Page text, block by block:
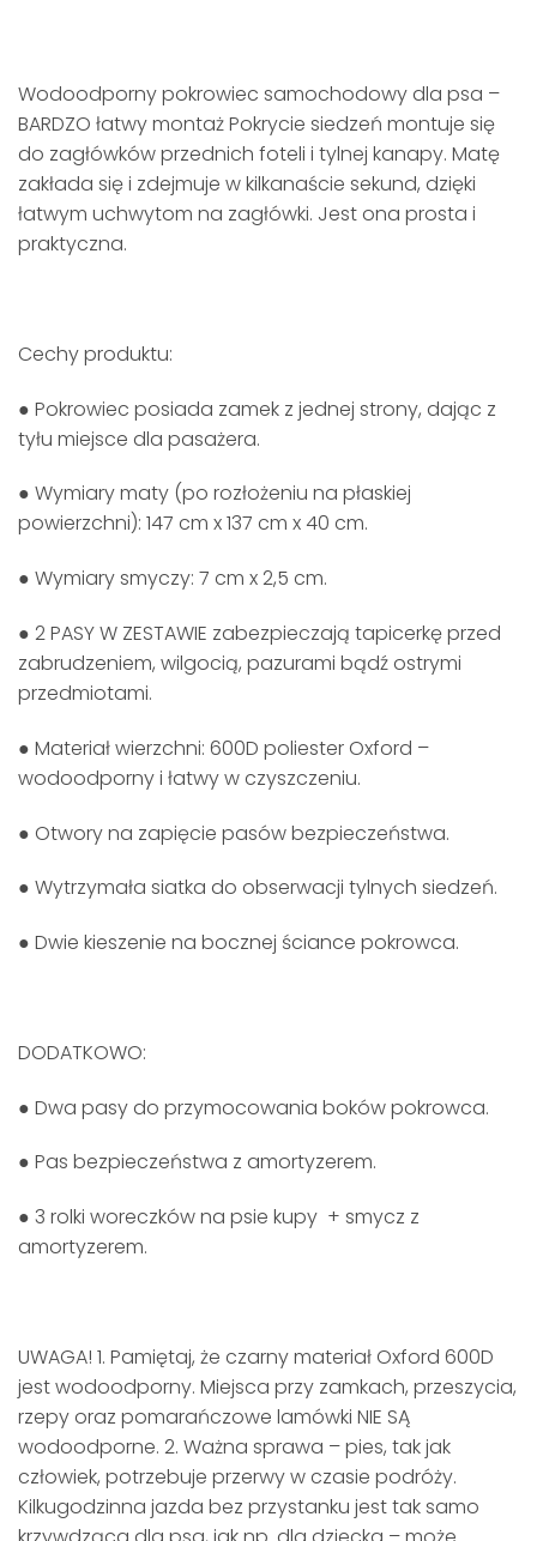
Wodoodporny pokrowiec samochodowy dla psa –
BARDZO łatwy montaż Pokrycie siedzeń montuje się
do zagłówków przednich foteli i tylnej kanapy. Matę
zakłada się i zdejmuje w kilkanaście sekund, dzięki
łatwym uchwytom na zagłówki. Jest ona prosta i
praktyczna.
Cechy produktu:
● Pokrowiec posiada zamek z jednej strony, dając z
tyłu miejsce dla pasażera.
● Wymiary maty (po rozłożeniu na płaskiej
powierzchni): 147 cm x 137 cm x 40 cm.
● Wymiary smyczy: 7 cm x 2,5 cm.
● 2 PASY W ZESTAWIE zabezpieczają tapicerkę przed
zabrudzeniem, wilgocią, pazurami bądź ostrymi
przedmiotami.
● Materiał wierzchni: 600D poliester Oxford –
wodoodporny i łatwy w czyszczeniu.
● Otwory na zapięcie pasów bezpieczeństwa.
● Wytrzymała siatka do obserwacji tylnych siedzeń.
● Dwie kieszenie na bocznej ściance pokrowca.
DODATKOWO:
● Dwa pasy do przymocowania boków pokrowca.
● Pas bezpieczeństwa z amortyzerem.
● 3 rolki woreczków na psie kupy + smycz z
amortyzerem.
UWAGA! 1. Pamiętaj, że czarny materiał Oxford 600D
jest wodoodporny. Miejsca przy zamkach, przeszycia,
rzepy oraz pomarańczowe lamówki NIE SĄ
wodoodporne. 2. Ważna sprawa – pies, tak jak
człowiek, potrzebuje przerwy w czasie podróży.
Kilkugodzinna jazda bez przystanku jest tak samo